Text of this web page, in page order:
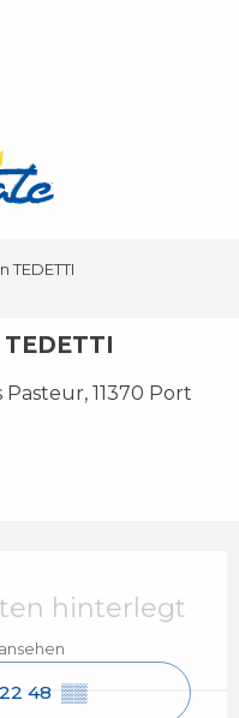
TEDETTI
11370 Port
hinterlegt
48 ▒▒